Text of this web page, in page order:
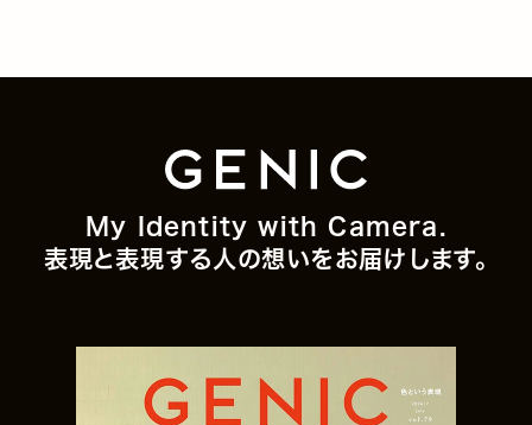
My Identity with Camera.
表現と表現する人の想いをお届けします。